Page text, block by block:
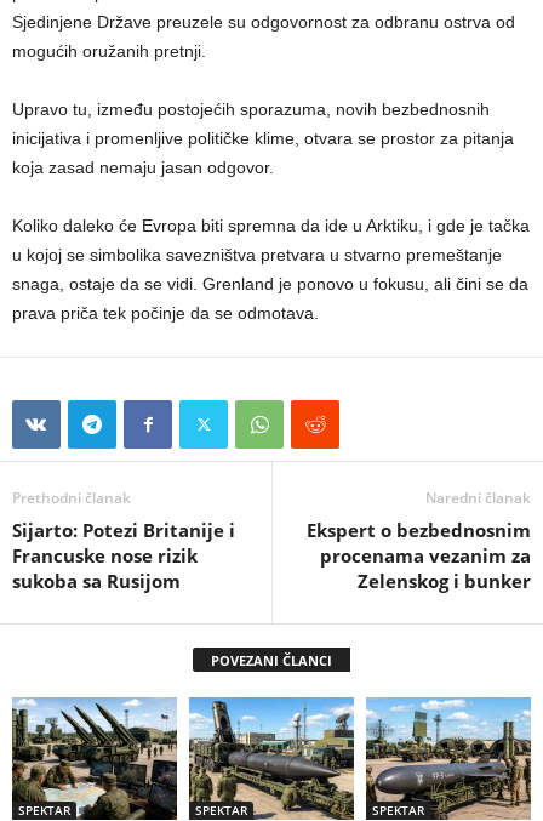
Sjedinjene Države preuzele su odgovornost za odbranu ostrva od
mogućih oružanih pretnji.
Upravo tu, između postojećih sporazuma, novih bezbednosnih
inicijativa i promenljive političke klime, otvara se prostor za pitanja
koja zasad nemaju jasan odgovor.
Koliko daleko će Evropa biti spremna da ide u Arktiku, i gde je tačka
u kojoj se simbolika savezništva pretvara u stvarno premeštanje
snaga, ostaje da se vidi. Grenland je ponovo u fokusu, ali čini se da
prava priča tek počinje da se odmotava.
Prethodni članak
Sijarto: Potezi Britanije i
Francuske nose rizik
sukoba sa Rusijom
Naredni članak
Ekspert o bezbednosnim
procenama vezanim za
Zelenskog i bunker
POVEZANI ČLANCI
SPEKTAR SPEKTAR SPEKTAR